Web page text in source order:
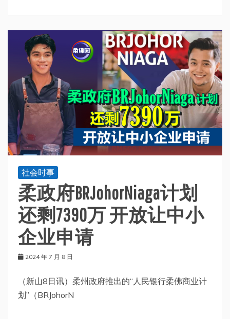
社会时事
柔政府BRJohorNiaga计划
还剩7390万 开放让中小
企业申请
2024 年 7 月 8 日
（新山8日讯）柔州政府推出的“人民银行柔佛商业计
划”（BRJohorN